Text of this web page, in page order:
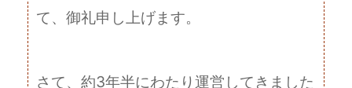
て、御礼申し上げます。
さて、約3年半にわたり運営してきました